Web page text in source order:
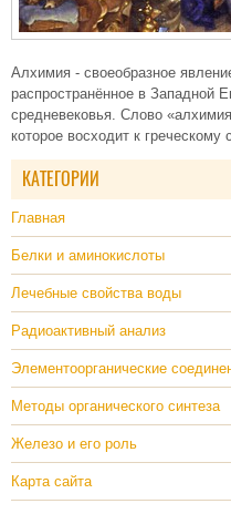
Алхимия - своеобразное
распространённое в Западной
средневековья. Слово
которое восходит к
КАТЕГОРИИ
Главная
Белки и аминокислоты
Лечебные свойства воды
Радиоактивный анализ
Элементоорганические
Методы органического синтеза
Железо и его роль
Карта сайта